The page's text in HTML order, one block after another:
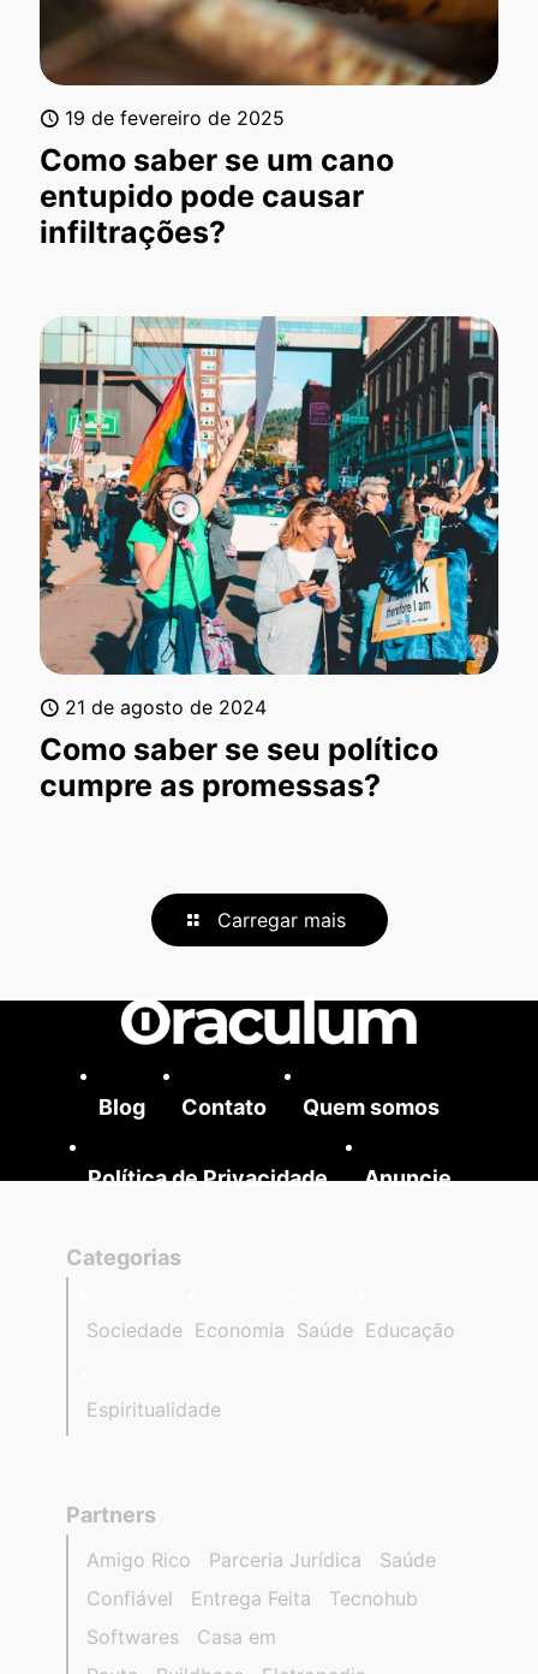
19 de fevereiro de 2025
Como saber se um cano
entupido pode causar
infiltrações?
21 de agosto de 2024
Como saber se seu político
cumpre as promessas?
Carregar mais
Blog Contato Quem somos
Política de Privacidade Anuncie
Categorias
Sociedade Economia Saúde Educação
Espiritualidade
Partners
Amigo Rico Parceria Jurídica
Saúde
Confiável
Entrega Feita
Tecnohub
Softwares
Casa em